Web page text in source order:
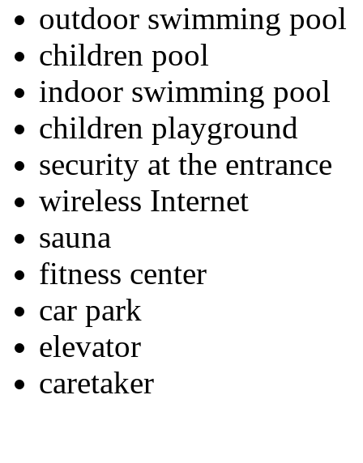
outdoor swimming pool
children pool
indoor swimming pool
children playground
security at the entrance
wireless Internet
sauna
fitness center
car park
elevator
caretaker